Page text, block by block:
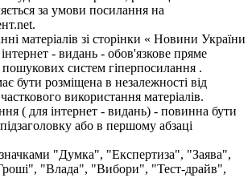
за умови посилання на
матеріалів зі сторінки « Новини України
інтернет - видань - обов'язкове пряме
пошукових систем гіперпосилання .
бути розміщена в незалежності від
використання матеріалів.
( для інтернет - видань) - повинна бути
або в першому абзаці
"Думка", "Експертиза", "Заява",
"Влада", "Вибори", "Тест-драйв",